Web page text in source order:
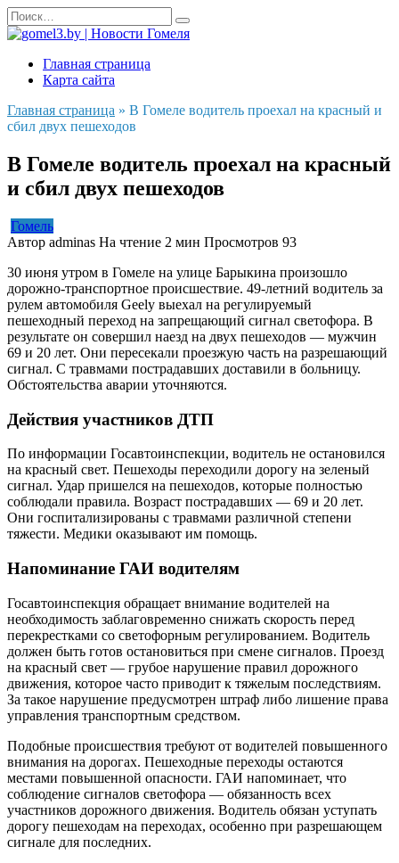
Перейти
к
содержанию
Search
for:
Главная страница
Карта сайта
Главная страница » В Гомеле водитель проехал на красный и
сбил двух пешеходов
В Гомеле водитель проехал на красный
и сбил двух пешеходов
Гомель
Автор adminas На чтение 2 мин Просмотров 93
30 июня утром в Гомеле на улице Барыкина произошло
дорожно-транспортное происшествие. 49-летний водитель за
рулем автомобиля Geely выехал на регулируемый
пешеходный переход на запрещающий сигнал светофора. В
результате он совершил наезд на двух пешеходов — мужчин
69 и 20 лет. Они пересекали проезжую часть на разрешающий
сигнал. С травмами пострадавших доставили в больницу.
Обстоятельства аварии уточняются.
Действия участников ДТП
По информации Госавтоинспекции, водитель не остановился
на красный свет. Пешеходы переходили дорогу на зеленый
сигнал. Удар пришелся на пешеходов, которые полностью
соблюдали правила. Возраст пострадавших — 69 и 20 лет.
Они госпитализированы с травмами различной степени
тяжести. Медики оказывают им помощь.
Напоминание ГАИ водителям
Госавтоинспекция обращает внимание водителей на
необходимость заблаговременно снижать скорость перед
перекрестками со светофорным регулированием. Водитель
должен быть готов остановиться при смене сигналов. Проезд
на красный свет — грубое нарушение правил дорожного
движения, которое часто приводит к тяжелым последствиям.
За такое нарушение предусмотрен штраф либо лишение права
управления транспортным средством.
Подобные происшествия требуют от водителей повышенного
внимания на дорогах. Пешеходные переходы остаются
местами повышенной опасности. ГАИ напоминает, что
соблюдение сигналов светофора — обязанность всех
участников дорожного движения. Водитель обязан уступать
дорогу пешеходам на переходах, особенно при разрешающем
сигнале для последних.